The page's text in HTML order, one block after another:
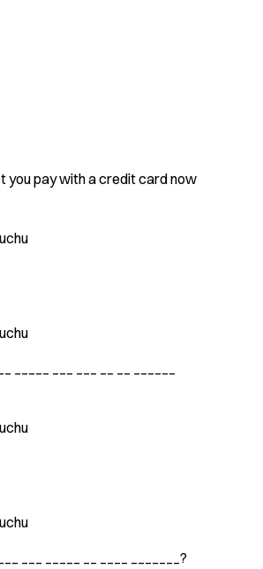
you pay with a credit card now
___ _____ __ ____ _______?